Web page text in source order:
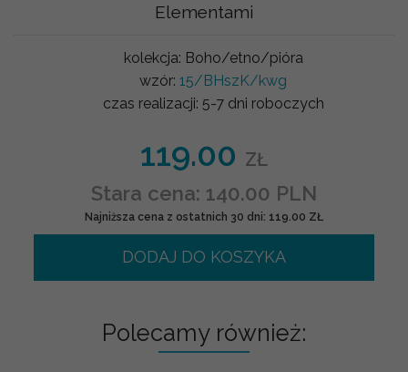
Elementami
kolekcja: Boho/etno/pióra
wzór: 15/BHszK/kwg
czas realizacji: 5-7 dni roboczych
119.00 ZŁ
Stara cena: 140.00 PLN
Najniższa cena z ostatnich 30 dni: 119.00 ZŁ
DODAJ DO KOSZYKA
Polecamy również: